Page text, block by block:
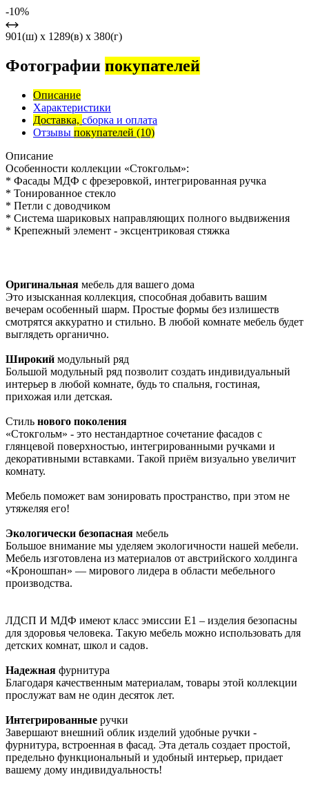
-10%
901(ш) x 1289(в) x 380(г)
Фотографии покупателей
Описание
Характеристики
Доставка, сборка и оплата
Отзывы покупателей (10)
Описание
Особенности коллекции «Стокгольм»:
* Фасады МДФ с фрезеровкой, интегрированная ручка
* Тонированное стекло
* Петли с доводчиком
* Система шариковых направляющих полного выдвижения
* Крепежный элемент - эксцентриковая стяжка
Оригинальная мебель для вашего дома
Это изысканная коллекция, способная добавить вашим
вечерам особенный шарм. Простые формы без излишеств
смотрятся аккуратно и стильно. В любой комнате мебель будет
выглядеть органично.
Широкий модульный ряд
Большой модульный ряд позволит создать индивидуальный
интерьер в любой комнате, будь то спальня, гостиная,
прихожая или детская.
Стиль нового поколения
«Стокгольм» - это нестандартное сочетание фасадов с
глянцевой поверхностью, интегрированными ручками и
декоративными вставками. Такой приём визуально увеличит
комнату.
Мебель поможет вам зонировать пространство, при этом не
утяжеляя его!
Экологически безопасная мебель
Большое внимание мы уделяем экологичности нашей мебели.
Мебель изготовлена из материалов от австрийского холдинга
«Кроношпан» — мирового лидера в области мебельного
производства.
ЛДСП И МДФ имеют класс эмиссии Е1 – изделия безопасны
для здоровья человека. Такую мебель можно использовать для
детских комнат, школ и садов.
Надежная фурнитура
Благодаря качественным материалам, товары этой коллекции
прослужат вам не один десяток лет.
Интегрированные ручки
Завершают внешний облик изделий удобные ручки -
фурнитура, встроенная в фасад. Эта деталь создает простой,
предельно функциональный и удобный интерьер, придает
вашему дому индивидуальность!